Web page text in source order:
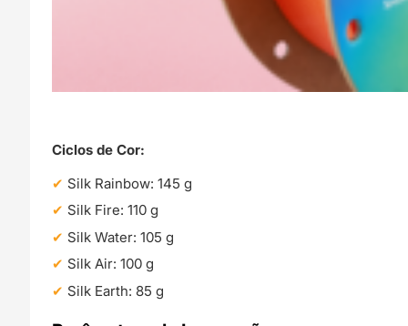
Ciclos de Cor:
Silk Rainbow: 145 g
Silk Fire: 110 g
Silk Water: 105 g
Silk Air: 100 g
Silk Earth: 85 g